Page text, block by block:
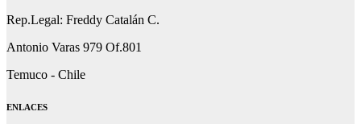
Rep.Legal: Freddy Catalán C.
Antonio Varas 979 Of.801
Temuco - Chile
ENLACES